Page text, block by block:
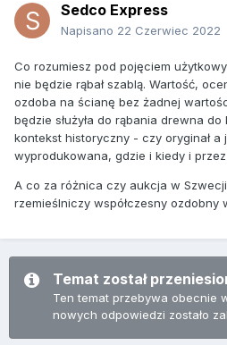
Sedco Express
Napisano 22 Czerwiec 2022
Co rozumiesz pod pojęciem
nie będzie rąbał szablą. Wartość,
ozdoba na ścianę bez żadnej
będzie służyła do rąbania drewna do
kontekst historyczny - czy oryginał a
wyprodukowana, gdzie i kiedy i
A co za różnica czy aukcja w
rzemieślniczy współczesny ozdobny
Temat został
Ten temat przebywa obecnie
nowych odpowiedzi zostało